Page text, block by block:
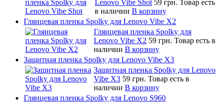
Lenovo Vibe Shot 59 грн. Товар есть
в наличии В корзину
Глянцевая пленка Spolky для Lenovo Vibe X2
Глянцевая пленка Spolky для
Lenovo Vibe X2 59 грн. Товар есть в
наличии В корзину
Защитная пленка Spolky для Lenovo Vibe X3
Защитная пленка Spolky для Lenovo
Vibe X3 59 грн. Товар есть в
наличии В корзину
Глянцевая пленка Spolky для Lenovo S960